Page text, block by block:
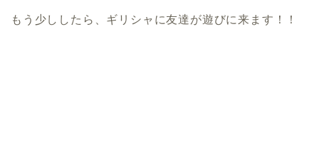
もう少ししたら、ギリシャに友達が遊びに来ます！！